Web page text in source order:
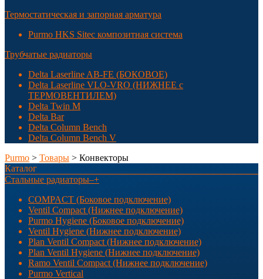
Термостатическая и запорная арматура
Purmo HKS Sitec композитная система
Трубчатые радиаторы
Delta Laserline AB-FE (БОКОВОЕ)
Delta Laserline VLO-VRO (НИЖНЕЕ с
ТЕРМОВЕНТИЛЕМ)
Delta Twin M
Delta Bar
Delta Column Bench
Delta Column Bench V
Purmo > Товары > Конвекторы
Каталог
Стальные радиаторы–+
COMPACT (Боковое подключение)
Ventil Compact (Нижнее подключение)
Purmo Hygiene (Боковое подключение)
Ventil Hygiene (Нижнее подключение)
Plan Ventil Compact (Нижнее подключение)
Plan Ventil Hygiene (Нижнее подключение)
Ramo Ventil Compact (Нижнее подключение)
Purmo Vertical